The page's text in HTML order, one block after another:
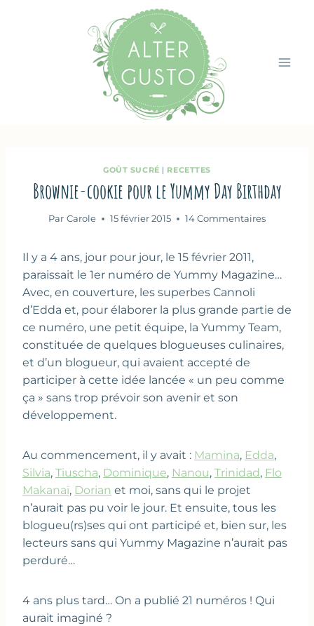
GOÛT SUCRÉ | RECETTES
Brownie-cookie pour le Yummy Day Birthday
Par Carole 15 février 2015 14 Commentaires
Il y a 4 ans, jour pour jour, le 15 février 2011,
paraissait le 1er numéro de Yummy Magazine…
Avec, en couverture, les superbes Cannoli
d’Edda et, pour élaborer la plus grande partie de
ce numéro, une petit équipe, la Yummy Team,
constituée de quelques blogueuses culinaires,
et d’un blogueur, qui avaient accepté de
participer à cette idée lancée « un peu comme
ça » sans trop prévoir son avenir et son
développement.
Au commencement, il y avait : Mamina, Edda,
Silvia, Tiuscha, Dominique, Nanou, Trinidad , Flo
Makanaï, Dorian et moi, sans qui le projet
n’aurait pas pu voir le jour. Et ensuite, tous les
blogueu(rs)ses qui ont participé et, bien sur, les
lecteurs sans qui Yummy Magazine n’aurait pas
perduré…
4 ans plus tard… On a publié 21 numéros ! Qui
aurait imaginé ?